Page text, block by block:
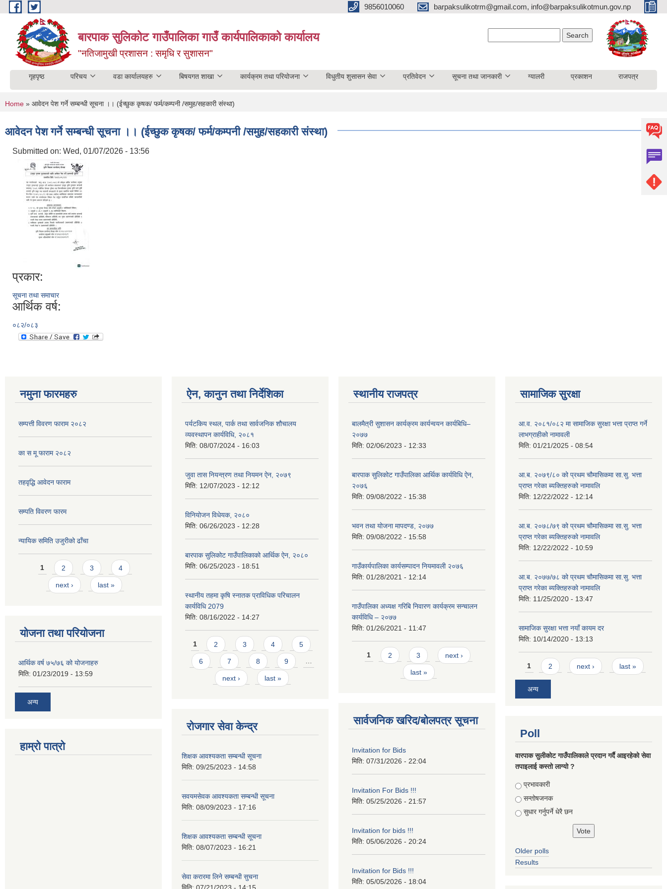
Skip to main content 9856010060 barpaksulikotrm@gmail.com, info@barpaksulikotmun.gov.np
बारपाक सुलिकोट गाउँपालिका गाउँ कार्यपालिकाको कार्यालय
"नतिजामुखी प्रशासन : समृधि र सुशासन"
गृहपृष्ठ परिचय वडा कार्यालयहरु बिषयगत शाखा कार्यक्रम तथा परियोजना विधुतीय शुसासन सेवा प्रतिवेदन सूचना तथा जानकारी ग्यालरी प्रकाशन राजपत्र
You are here
Home » आवेदन पेश गर्ने सम्बन्धी सूचना ।। (ईच्छुक कृषक/ फर्म/कम्पनी /समुह/सहकारी संस्था)
आवेदन पेश गर्ने सम्बन्धी सूचना ।। (ईच्छुक कृषक/ फर्म/कम्पनी /समुह/सहकारी संस्था)
Submitted on: Wed, 01/07/2026 - 13:56
प्रकार:
सूचना तथा समाचार
आर्थिक वर्ष:
०८२/०८३
नमुना फारमहरु
सम्पत्ती विवरण फाराम २०८२
का स मू फाराम २०८२
तहवृद्धि आवेदन फाराम
सम्पति विवरण फारम
न्यायिक समिति उजुरीको ढाँचा
Pages
1 2 3 4
next › last »
योजना तथा परियोजना
आर्थिक वर्ष ७५/७६ को योजनाहरु
मिति: 01/23/2019 - 13:59
अन्य
हाम्रो पात्रो
ऐन, कानुन तथा निर्देशिका
पर्यटकिय स्थल, पार्क तथा सार्वजनिक शौचालय
व्यवस्थापन कार्यविधि, २०८१
मिति: 08/07/2024 - 16:03
जुवा तास नियन्त्रण तथा नियमन ऐन, २०७९
मिति: 12/07/2023 - 12:12
विनियोजन विधेयक, २०८०
मिति: 06/26/2023 - 12:28
बारपाक सुलिकोट गाउँपालिकाको आर्थिक ऐन, २०८०
मिति: 06/25/2023 - 18:51
स्थानीय तहमा कृषि स्नातक प्राविधिक परिचालन
कार्यविधि 2079
मिति: 08/16/2022 - 14:27
Pages
1 2 3 4 5
6 7 8 9 …
next › last »
रोजगार सेवा केन्द्र
शिक्षक आवश्यकता सम्बन्धी सूचना
मिति: 09/25/2023 - 14:58
सवयमसेवक आवश्यकता सम्बन्धी सूचना
मिति: 08/09/2023 - 17:16
शिक्षक आवश्यकता सम्बन्धी सूचना
मिति: 08/07/2023 - 16:21
सेवा करारमा लिने सम्बन्धी सुचना
स्थानीय राजपत्र
बालमैत्री सुशासन कार्यक्रम कार्यन्वयन कार्यबिधि–
२०७७
मिति: 02/06/2023 - 12:33
बारपाक सुलिकोट गाउँपालिका आर्थिक कार्यविधि ऐन,
२०७६
मिति: 09/08/2022 - 15:38
भवन तथा योजना मापदण्ड, २०७७
मिति: 09/08/2022 - 15:58
गाउँकार्यपालिका कार्यसम्पादन नियमावली २०७६
मिति: 01/28/2021 - 12:14
गाउँपालिका अध्यक्ष गरिबि निवारण कार्यक्रम सन्चालन
कार्यविधि – २०७७
मिति: 01/26/2021 - 11:47
Pages
1 2 3 next ›
last »
सार्वजनिक खरिद/बोलपत्र सूचना
Invitation for Bids
मिति: 07/31/2026 - 22:04
Invitation For Bids !!!
मिति: 05/25/2026 - 21:57
Invitation for bids !!!
मिति: 05/06/2026 - 20:24
Invitation for Bids !!!
मिति: 05/05/2026 - 18:04
सामाजिक सुरक्षा
आ.व. २०८१/०८२ मा सामाजिक सुरक्षा भत्ता प्राप्त गर्ने
लाभग्राहीको नामावली
मिति: 01/21/2025 - 08:54
आ.ब. २०७९/८० को प्रथम चौमासिकमा सा.सु. भत्ता
प्राप्त गरेका ब्यक्तिहरुको नामावलि
मिति: 12/22/2022 - 12:14
आ.ब. २०७८/७९ को प्रथम चौमासिकमा सा.सु. भत्ता
प्राप्त गरेका ब्यक्तिहरुको नामावलि
मिति: 12/22/2022 - 10:59
आ.ब. २०७७/७८ को प्रथम चौमासिकमा सा.सु. भत्ता
प्राप्त गरेका ब्यक्तिहरुको नामावलि
मिति: 11/25/2020 - 13:47
सामाजिक सुरक्षा भत्ता नयाँ कायम दर
मिति: 10/14/2020 - 13:13
Pages
1 2 next › last »
अन्य
Poll
वारपाक सुलीकोट गाउँपालिकाले प्रदान गर्दै आइरहेको सेवा
तपाइलाई कस्तो लाग्यो ?
Choices
प्रभावकारी
सन्तोषजनक
सुधार गर्नुपर्ने धेरै छन
Older polls
Results